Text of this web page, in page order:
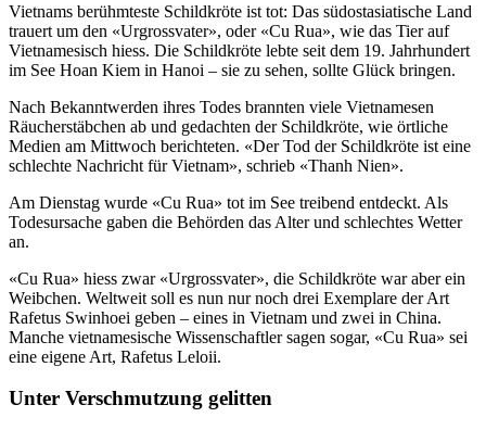
Vietnams berühmteste Schildkröte ist tot: Das südostasiatische Land
trauert um den «Urgrossvater», oder «Cu Rua», wie das Tier auf
Vietnamesisch hiess. Die Schildkröte lebte seit dem 19. Jahrhundert
im See Hoan Kiem in Hanoi – sie zu sehen, sollte Glück bringen.
Nach Bekanntwerden ihres Todes brannten viele Vietnamesen
Räucherstäbchen ab und gedachten der Schildkröte, wie örtliche
Medien am Mittwoch berichteten. «Der Tod der Schildkröte ist eine
schlechte Nachricht für Vietnam», schrieb «Thanh Nien».
Am Dienstag wurde «Cu Rua» tot im See treibend entdeckt. Als
Todesursache gaben die Behörden das Alter und schlechtes Wetter
an.
«Cu Rua» hiess zwar «Urgrossvater», die Schildkröte war aber ein
Weibchen. Weltweit soll es nun nur noch drei Exemplare der Art
Rafetus Swinhoei geben – eines in Vietnam und zwei in China.
Manche vietnamesische Wissenschaftler sagen sogar, «Cu Rua» sei
eine eigene Art, Rafetus Leloii.
Unter Verschmutzung gelitten